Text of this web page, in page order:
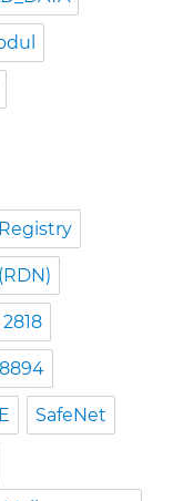
Registry
SafeNet